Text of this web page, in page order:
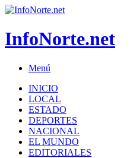
InfoNorte.net
Menú
INICIO
LOCAL
ESTADO
DEPORTES
NACIONAL
EL MUNDO
EDITORIALES